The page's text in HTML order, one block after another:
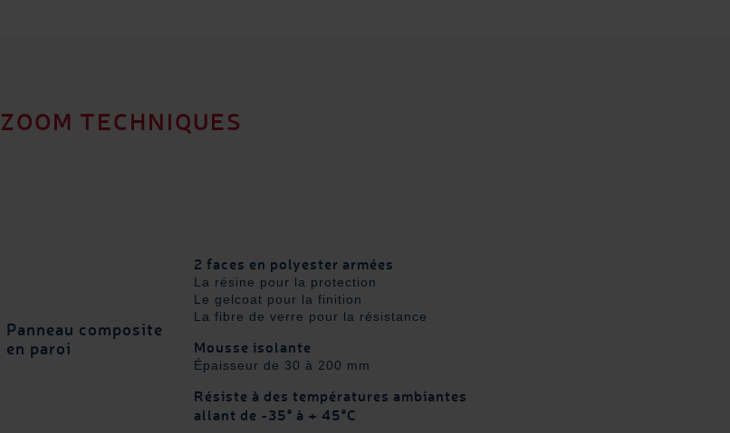
ZOOM TECHNIQUES
Panneau composite
en paroi
2 faces en polyester armées
La résine pour la protection
Le gelcoat pour la finition
La fibre de verre pour la résistance
Mousse isolante
Épaisseur de 30 à 200 mm
Résiste à des températures ambiantes
allant de -35° à + 45°C